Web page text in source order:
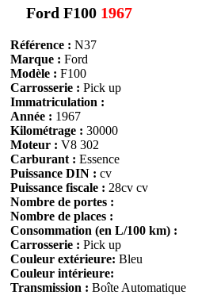
Ford F100 1967
Référence : N37
Marque : Ford
Modèle : F100
Carrosserie : Pick up
Immatriculation :
Année : 1967
Kilométrage : 30000
Moteur : V8 302
Carburant : Essence
Puissance DIN : cv
Puissance fiscale : 28cv cv
Nombre de portes :
Nombre de places :
Consommation (en L/100 km) :
Carrosserie : Pick up
Couleur extérieure: Bleu
Couleur intérieure:
Transmission : Boîte Automatique